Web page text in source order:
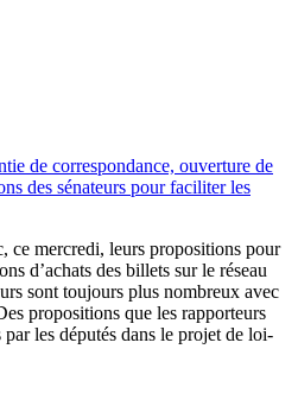
de correspondance, ouverture de
des sénateurs pour faciliter les
ce mercredi, leurs propositions pour
d’achats des billets sur le réseau
sont toujours plus nombreux avec
propositions que les rapporteurs
les députés dans le projet de loi-